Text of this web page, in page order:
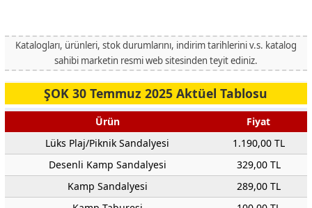
Katalogları, ürünleri, stok durumlarını, indirim tarihlerini v.s. katalog
sahibi marketin resmi web sitesinden teyit ediniz.
ŞOK 30 Temmuz 2025 Aktüel Tablosu
Ürün
Fiyat
Lüks Plaj/Piknik Sandalyesi
1.190,00 TL
Desenli Kamp Sandalyesi
329,00 TL
Kamp Sandalyesi
289,00 TL